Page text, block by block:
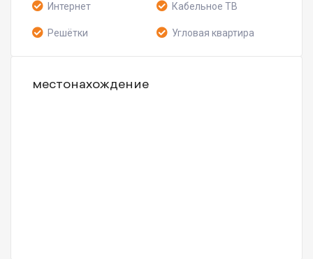
Интернет Кабельное ТВ
Решётки Угловая квартира
местонахождение